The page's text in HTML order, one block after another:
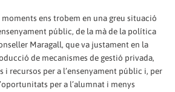
ens trobem en una greu situació
públic, de la mà de la política
Maragall, que va justament en la
de mecanismes de gestió privada,
i recursos per a l’ensenyament públic i, per
per a l’alumnat i menys